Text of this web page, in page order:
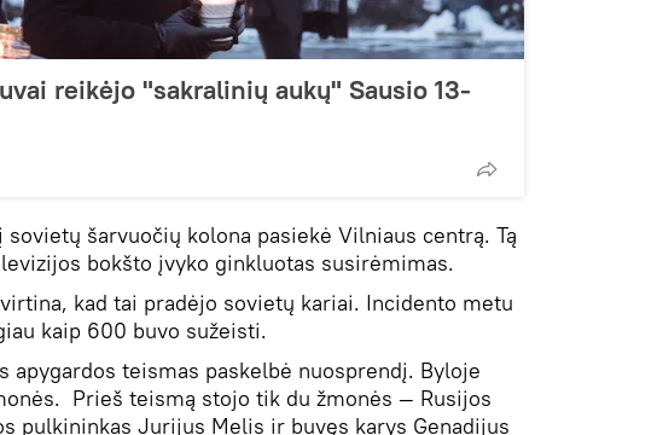
reikėjo "sakralinių aukų" Sausio 13-
sovietų šarvuočių kolona pasiekė Vilniaus centrą. Tą
bokšto įvyko ginkluotas susirėmimas.
kad tai pradėjo sovietų kariai. Incidento metu
kaip 600 buvo sužeisti.
apygardos teismas paskelbė nuosprendį. Byloje
Prieš teismą stojo tik du žmonės — Rusijos
pulkininkas Jurijus Melis ir buvęs karys Genadijus